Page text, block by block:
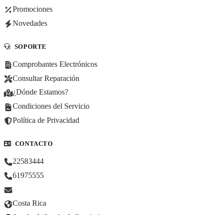
Promociones
Novedades
SOPORTE
Comprobantes Electrónicos
Consultar Reparación
¿Dónde Estamos?
Condiciones del Servicio
Política de Privacidad
CONTACTO
22583444
61975555
Costa Rica